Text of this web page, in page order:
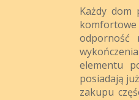
Każdy dom
komfortowe
odporność
elementu
posiadają
zakupu